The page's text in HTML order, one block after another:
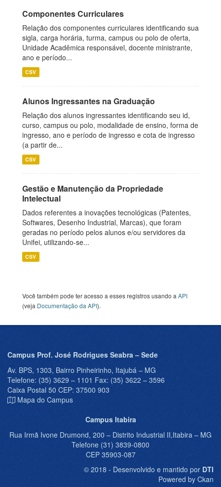
Componentes Curriculares
Relação dos componentes curriculares identificando sua
sigla, carga horária, turma, campus ou polo de oferta,
Unidade Acadêmica responsável, docente ministrante,
ano e período...
CSV
Alunos Ingressantes na Graduação
Relação dos alunos ingressantes identificando seu id,
curso, campus ou polo, modalidade de ensino, forma de
ingresso, ano e período de ingresso e cota de ingresso
(a partir de...
CSV
Gestão e Manutenção da Propriedade
Intelectual
Dados referentes a inovações tecnológicas (Patentes,
Softwares, Desenho Industrial, Marcas), que foram
geradas no período pelos alunos e/ou servidores da
Unifei, utilizando-se...
CSV
Você também pode ter acesso a esses registros usando a API
(veja Documentação da API).
Campus Prof. José Rodrigues Seabra – Sede
Av. BPS, 1303, Bairro Pinheirinho, Itajubá – MG
Telefone: (35) 3629 – 1101 Fax: (35) 3622 – 3596
Caixa Postal 50 CEP: 37500 903
Mapa do Campus
Campus Itabira
Rua Irmã Ivone Drumond, 200 – Distrito Industrial II,Itabira – MG
Telefone (31) 3839-0800
CEP 35903-087
© 2018 - Desenvolvido e mantido por DTI
Powered by Ckan